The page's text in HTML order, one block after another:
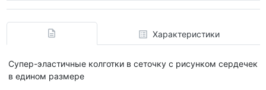
Характеристики
Супер-эластичные колготки в сеточку с рисунком сердечек
в едином размере